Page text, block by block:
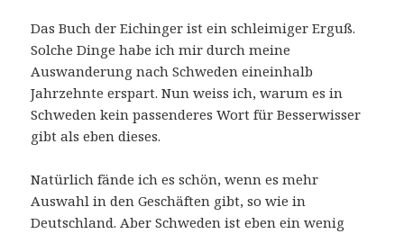
Das Buch der Eichinger ist ein schleimiger Erguß.
Solche Dinge habe ich mir durch meine
Auswanderung nach Schweden eineinhalb
Jahrzehnte erspart. Nun weiss ich, warum es in
Schweden kein passenderes Wort für Besserwisser
gibt als eben dieses.
Natürlich fände ich es schön, wenn es mehr
Auswahl in den Geschäften gibt, so wie in
Deutschland. Aber Schweden ist eben ein wenig